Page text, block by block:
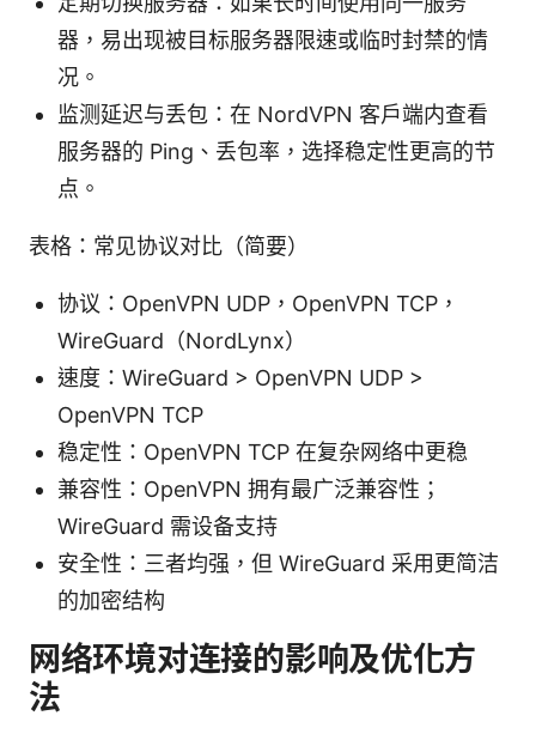
器，易出现被目标服务器限速或临时封禁的情
况。
监测延迟与丢包：在 NordVPN 客户端内查看
服务器的 Ping、丢包率，选择稳定性更高的节
点。
表格：常见协议对比（简要）
协议：OpenVPN UDP，OpenVPN TCP，
WireGuard（NordLynx）
速度：WireGuard > OpenVPN UDP >
OpenVPN TCP
稳定性：OpenVPN TCP 在复杂网络中更稳
兼容性：OpenVPN 拥有最广泛兼容性；
WireGuard 需设备支持
安全性：三者均强，但 WireGuard 采用更简洁
的加密结构
网络环境对连接的影响及优化方
法